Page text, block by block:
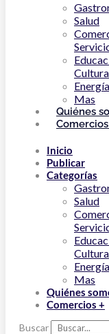
Salud
Cultura
Mas
Quiénes
Comercios
Inicio
Publicar
Categorías
Salud
Cultura
Mas
Quiénes
Comercios +
Buscar